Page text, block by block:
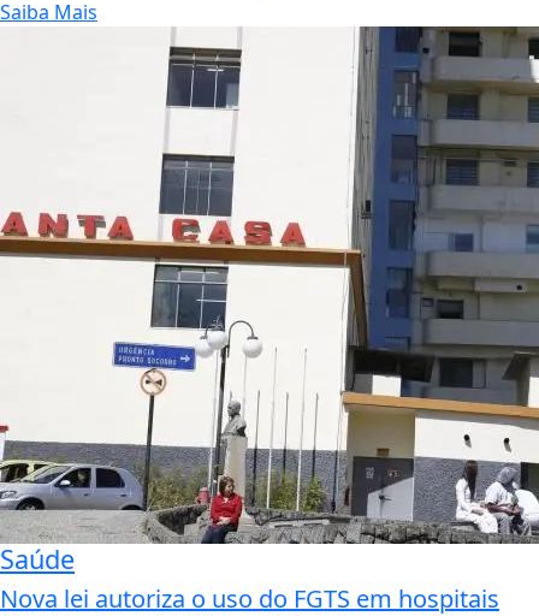
Saiba Mais
Saúde
Nova lei autoriza o uso do FGTS em hospitais